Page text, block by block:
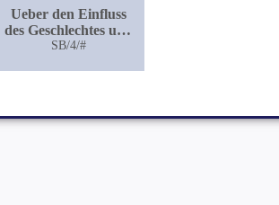
Ueber den Einfluss
des Geschlechtes und
des Lebensalters auf
Verhältnisse der Stadt
SB/4/#